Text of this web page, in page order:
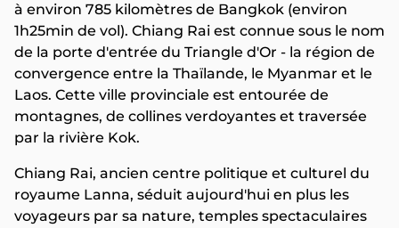
à environ 785 kilomètres de Bangkok (environ
1h25min de vol). Chiang Rai est connue sous le nom
de la porte d'entrée du Triangle d'Or - la région de
convergence entre la Thaïlande, le Myanmar et le
Laos. Cette ville provinciale est entourée de
montagnes, de collines verdoyantes et traversée
par la rivière Kok.
Chiang Rai, ancien centre politique et culturel du
royaume Lanna, séduit aujourd'hui en plus les
voyageurs par sa nature, temples spectaculaires